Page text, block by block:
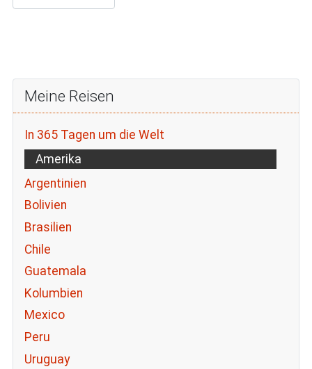
Meine Reisen
In 365 Tagen um die Welt
Amerika
Argentinien
Bolivien
Brasilien
Chile
Guatemala
Kolumbien
Mexico
Peru
Uruguay